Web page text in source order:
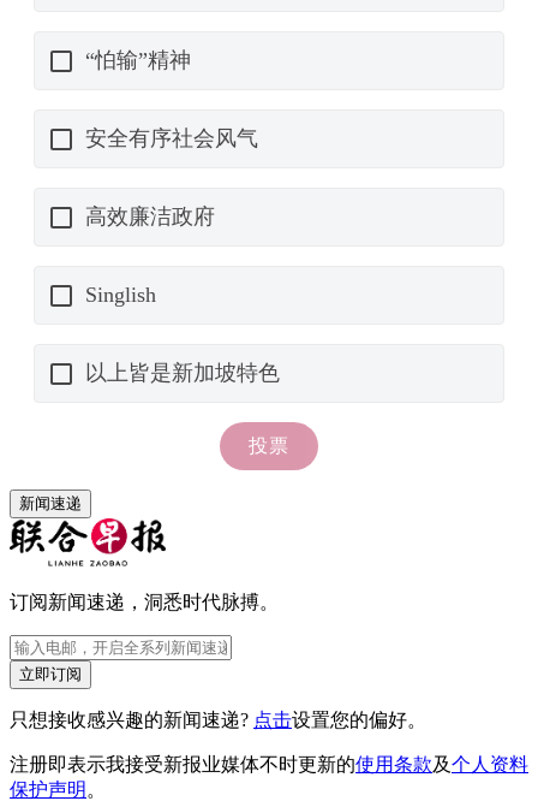
新闻速递
订阅新闻速递，洞悉时代脉搏。
立即订阅
只想接收感兴趣的新闻速递? 点击设置您的偏好。
注册即表示我接受新报业媒体不时更新的使用条款及个人资料
保护声明。